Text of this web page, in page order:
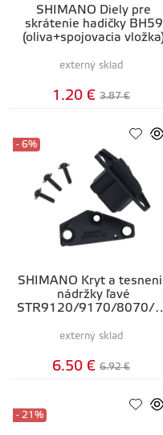
SHIMANO Diely pre
skrátenie hadičky BH59
(oliva+spojovacia
externý sklad
1.20 € 3.87 €
SHIMANO Kryt a
nádržky ľavé
STR9120/9170/8070/
- 6%
externý sklad
6.50 € 6.92 €
- 21%